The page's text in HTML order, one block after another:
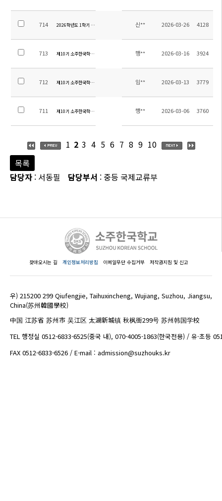
714 2026학년도 1학기 초등 수행평가 계획 안내(1~3학년)
신** 2026-03-26 4128
713 제10기 소주한국학교운영위원회 학부모위원 당선자 공고
행** 2026-03-16 3924
712 제10기 소주한국학교 운영위원회 교원위원 당선자 공지
임** 2026-03-13 3779
711 제10기 소주한국학교운영위원회 학부모위원 선출 공고
행** 2026-03-06 3760
1 2 3 4 5 6 7 8 9 10
목록
담당자 : 서동필 담당부서 : 중등 국제교류부
찾아오시는 길 개인정보처리방침 이메일무단 수집거부 저작권지침 및 신고
우) 215200 299 Qiufengjie, Taihuxincheng, Wujiang, Suzhou, Jiangsu,
China(苏州韓國學校)
中国 江苏省 苏州市 吴江区 太湖新城镇 秋枫街299号 苏州韩国学校
TEL 행정실 0512-6833-6525(중국 내), 070-4005-1863(한국전용) / 유·초등
FAX 0512-6833-6526 / E-mail : admission@suzhouks.kr